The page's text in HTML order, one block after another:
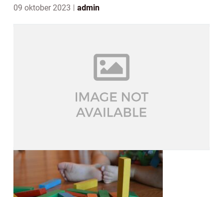
09 oktober 2023 admin